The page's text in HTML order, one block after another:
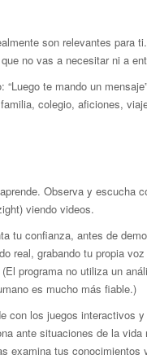
son relevantes para
no vas a necesitar ni a
te mando un
colegio, aficiones,
Observa y escucha
viendo videos.
tu confianza, antes de
real, grabando tu propia
programa no utiliza un
es mucho más fiable.)
con los juegos interactivos
ante situaciones de la
examina tus conocimientos